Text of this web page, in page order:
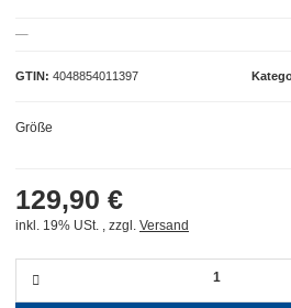
GTIN 4048854011397
Größe
129,90 €
inkl. 19% USt. , zzgl. Versand